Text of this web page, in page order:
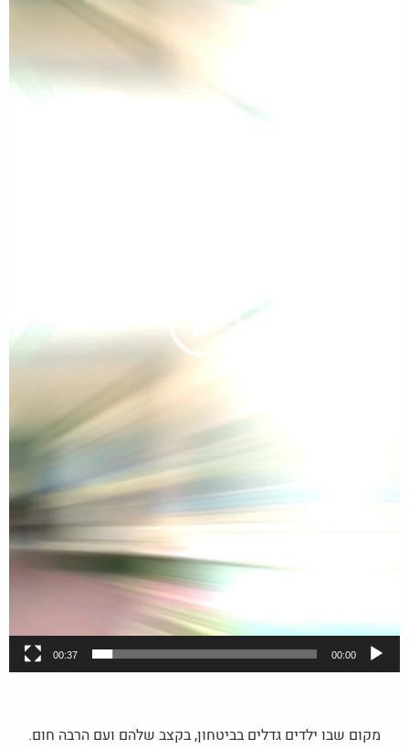
00:00
00:37
מקום שבו ילדים גדלים בביטחון, בקצב שלהם ועם הרבה חום.